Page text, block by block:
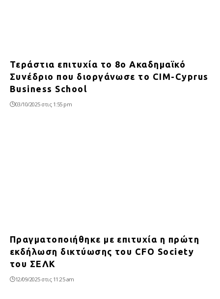
Τεράστια επιτυχία το 8ο Ακαδημαϊκό
Συνέδριο που διοργάνωσε το CIM-Cyprus
Business School
03/10/2025 στις 1:55 pm
Πραγματοποιήθηκε με επιτυχία η πρώτη
εκδήλωση δικτύωσης του CFO Society
του ΣΕΛΚ
12/09/2025 στις 11:25 am